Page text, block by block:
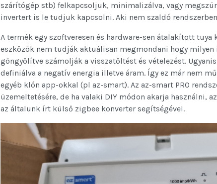
szárítógép stb) felkapcsoljuk, minimalizálva, vagy
invertert is le tudjuk kapcsolni. Aki nem szaldó rendszerben
A termék egy szoftveresen és hardware-sen átalakított
eszközök nem tudják aktuálisan megmondani hogy milyen
göngyölítve számolják a visszatöltést és vételezést.
definiálva a negatív energia illetve áram. Így ez már nem
egyéb klón app-okkal (pl az-smart). Az az-smart PRO
üzemeltetésére, de ha valaki DIY módon akarja használni,
az általunk írt külső zigbee konverter segítségével.